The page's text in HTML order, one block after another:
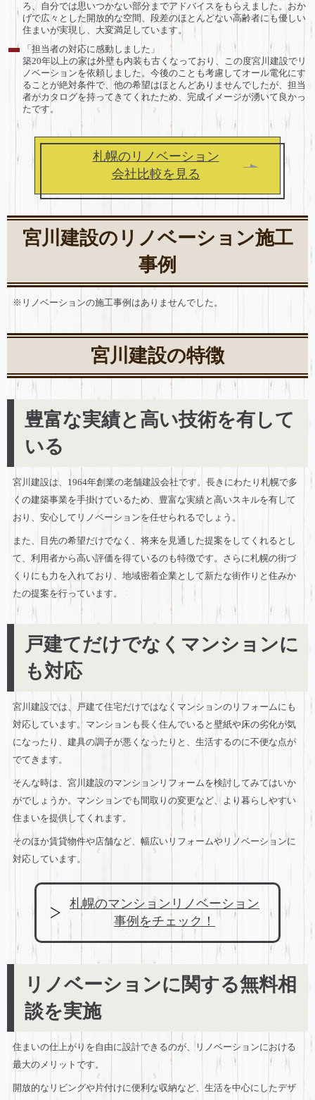
ろ、自分では思いつかない部分までアドバイスをもらえました。おか
げで広々とした開放的な空間、段差のほとんどない高齢者にも優しい
住まいが実現し、大変満足しています。
「担当者の対応に感動しました」
築20年以上の家は外壁も内装も古くなっており、この度宮川建設でリ
ノベーションを依頼しました。今後のことも考慮してオール電化にす
ることが絶対条件で、他の希望はほとんどありませんでしたが、担当
者がカタログを持ってきてくれたため、完成イメージが湧いて良かっ
たです。
札幌のリノベーション
会社比較を見る
宮川建設のリノベーション施工
事例
※リノベーションの施工事例はありませんでした。
宮川建設の特徴
豊富な実績と高い技術を有して
いる
宮川建設は、1964年創業の老舗建設会社です。長きにわたり札幌で多
くの建築事業を手掛けているため、豊富な実績と高いスキルを有して
おり、安心してリノベーションを任せられるでしょう。
また、目先の希望だけでなく、将来を見通した提案をしてくれるとし
て、利用者から高い評価を得ているのも特徴です。さらに札幌の街づ
くりにも力を入れており、地域密着企業として新たな街作りと住みか
たの提案を行っています。
戸建てだけでなくマンションに
も対応
宮川建設では、戸建て住宅だけではなくマンションのリフォームにも
対応しています。マンションも長く住んでいると壁紙や床の劣化が気
になったり、建具の調子が悪くなったりと、生活するのに不便な点が
でてきます。
そんな時は、宮川建設のマンションリフォームを検討してみてはいか
がでしょうか。マンションでも間取りの変更など、より暮らしやすい
住まいを提供してくれます。
そのほか賃貸物件や店舗など、幅広いリフォームやリノベーションに
対応しています。
札幌のマンションリノベーション
事例をチェック！
リノベーションに関する無料相
談を実施
住まいの仕上がりを自由に設計できるのが、リノベーションにおける
最大のメリットです。
開放的なリビングや片付けに便利な収納など、生活を中心にしたデザ